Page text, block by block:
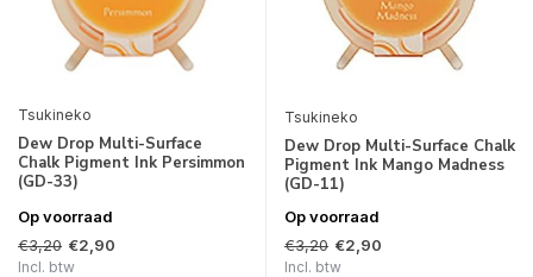
Tsukineko
Dew Drop Multi-Surface
Chalk Pigment Ink Persimmon
(GD-33)
Op voorraad
€3,20 €2,90
Incl. btw
Tsukineko
Dew Drop Multi-Surface Chalk
Pigment Ink Mango Madness
(GD-11)
Op voorraad
€3,20 €2,90
Incl. btw